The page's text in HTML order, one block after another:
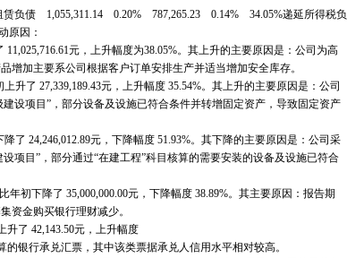
债 1,055,311.14 0.20% 787,265.23 0.14% 34.05%递延所得税负
原因：
元，上升幅度为38.05%。其上升的主要原因是：公司为高
加主要系公司根据客户订单安排生产并适当增加安全库存。
了 27,339,189.43元，上升幅度 35.54%。其上升的主要原因是：公司
设项目”，部分设备及设施已符合条件并转增固定资产，导致固定资产
24,246,012.89元，下降幅度 51.93%。其下降的主要原因是：公司采
项目”，部分通过“在建工程”科目核算的需要安装的设备及设施已符合
初下降了 35,000,000.00元，下降幅度 38.89%。其主要原因：报告期
资金购买银行理财减少。
了 42,143.50元，上升幅度
银行承兑汇票，其中该类票据承兑人信用水平相对较高。